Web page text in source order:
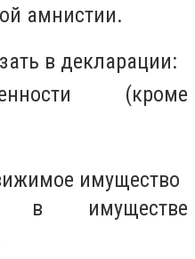
амнистии.
в декларации:
(кроме
имущество
в имуществе